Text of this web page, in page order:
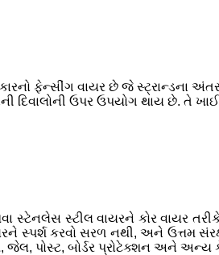
ફેન્સીંગ વાયર છે જે સ્ટ્રાન્ડના
દિવાલોની ઉપર ઉપયોગ થાય છે. તે
સ્ટીલ વાયરને કોર વાયર
કરવો સરળ નથી, અને ઉત્તમ
પોસ્ટ, બોર્ડર પ્રોટેક્શન અને અન્ય